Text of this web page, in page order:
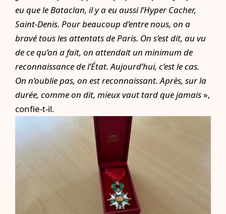
eu que le Bataclan, il y a eu aussi l’Hyper Cacher,
Saint-Denis. Pour beaucoup d’entre nous, on a
bravé tous les attentats de Paris. On s’est dit, au vu
de ce qu’on a fait, on attendait un minimum de
reconnaissance de l’État. Aujourd’hui, c’est le cas.
On n’oublie pas, on est reconnaissant. Après, sur la
durée, comme on dit, mieux vaut tard que jamais»,
confie-t-il.